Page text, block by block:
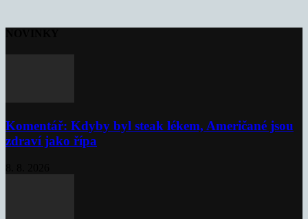
Komentář: Kdyby byl steak lékem, Američané jsou
zdraví jako řípa